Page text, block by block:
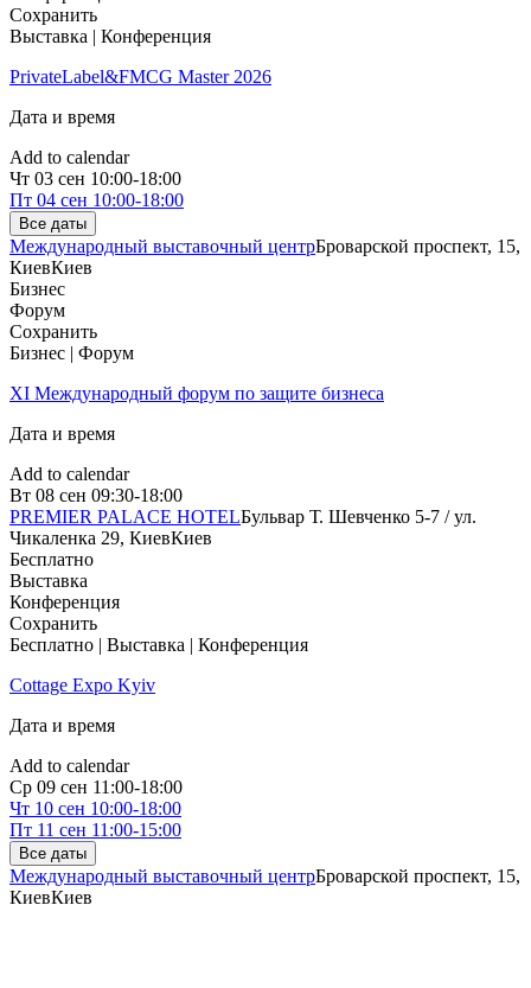
Сохранить
Выставка | Конференция
PrivateLabel&FMCG Master 2026
Дата и время
Add to calendar
Чт 03 сен 10:00-18:00
Пт 04 сен 10:00-18:00
Все даты
Международный выставочный центрБроварской проспект, 15,
КиевКиев
Бизнес
Форум
Сохранить
Бизнес | Форум
XІ Международный форум по защите бизнеса
Дата и время
Add to calendar
Вт 08 сен 09:30-18:00
PREMIER PALACE HOTELБульвар Т. Шевченко 5-7 / ул.
Чикаленка 29, КиевКиев
Бесплатно
Выставка
Конференция
Сохранить
Бесплатно | Выставка | Конференция
Cottage Expo Kyiv
Дата и время
Add to calendar
Ср 09 сен 11:00-18:00
Чт 10 сен 10:00-18:00
Пт 11 сен 11:00-15:00
Все даты
Международный выставочный центрБроварской проспект, 15,
КиевКиев